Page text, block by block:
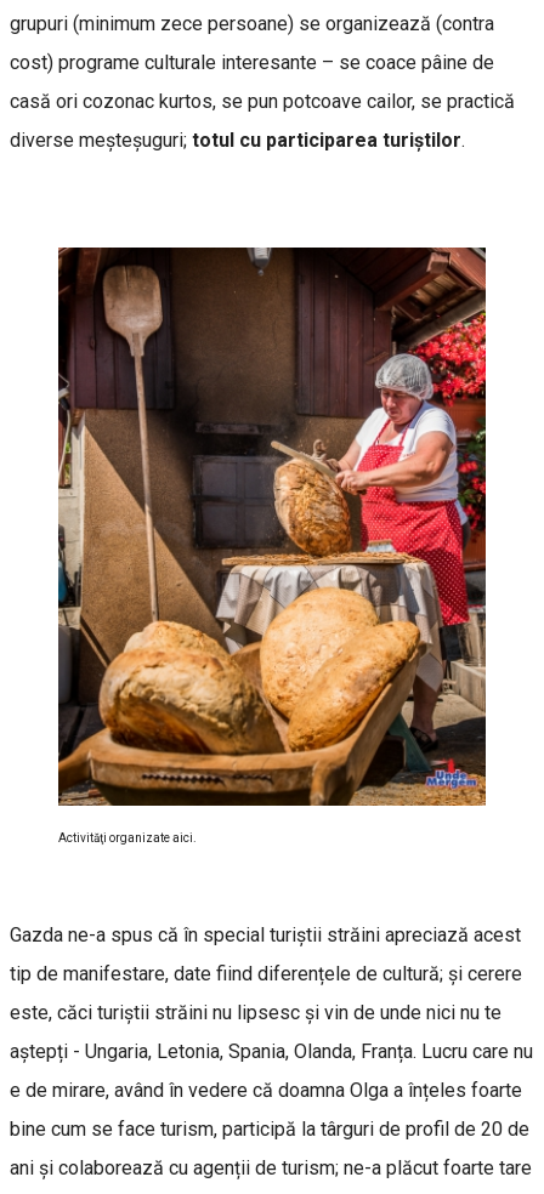
grupuri (minimum zece persoane) se organizează (contra
cost) programe culturale interesante – se coace pâine de
casă ori cozonac kurtos, se pun potcoave cailor, se practică
diverse meșteșuguri; totul cu participarea turiștilor.
Activităţi organizate aici.
Gazda ne-a spus că în special turiștii străini apreciază acest
tip de manifestare, date fiind diferențele de cultură; și cerere
este, căci turiștii străini nu lipsesc și vin de unde nici nu te
aștepți - Ungaria, Letonia, Spania, Olanda, Franța. Lucru care nu
e de mirare, având în vedere că doamna Olga a înțeles foarte
bine cum se face turism, participă la târguri de profil de 20 de
ani și colaborează cu agenții de turism; ne-a plăcut foarte tare